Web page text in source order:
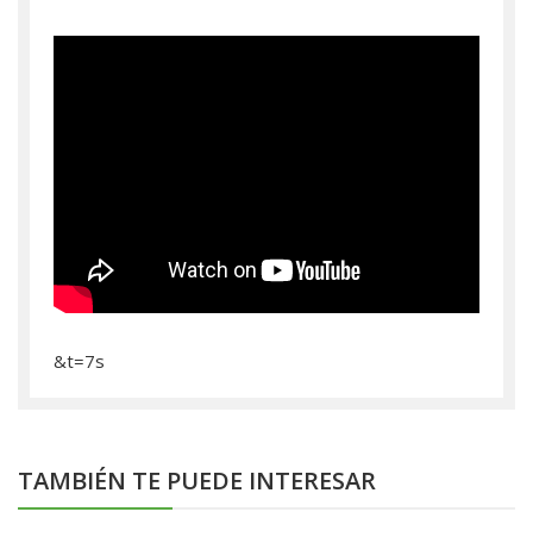
&t=7s
TAMBIÉN TE PUEDE INTERESAR